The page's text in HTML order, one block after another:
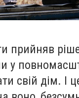
прийняв
у
свій дім. І